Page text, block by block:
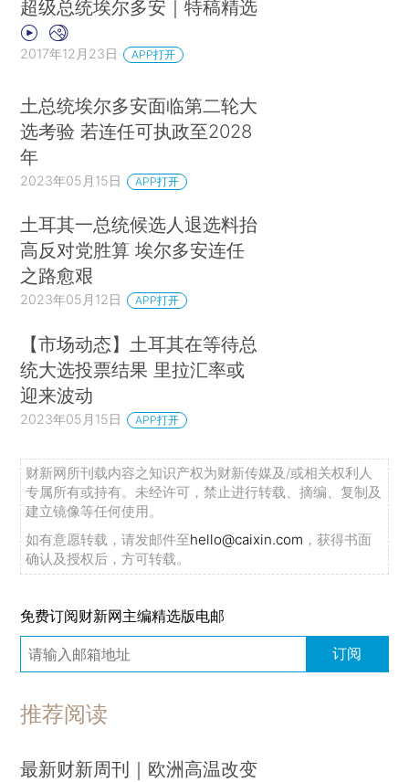
超级总统埃尔多安｜特稿精选
2017年12月23日 APP打开
土总统埃尔多安面临第二轮大
选考验 若连任可执政至2028
年
2023年05月15日 APP打开
土耳其一总统候选人退选料抬
高反对党胜算 埃尔多安连任
之路愈艰
2023年05月12日 APP打开
【市场动态】土耳其在等待总
统大选投票结果 里拉汇率或
迎来波动
2023年05月15日 APP打开
财新网所刊载内容之知识产权为财新传媒及/或相关权利人
专属所有或持有。未经许可，禁止进行转载、摘编、复制及
建立镜像等任何使用。
如有意愿转载，请发邮件至hello@caixin.com ，获得书面
确认及授权后，方可转载。
免费订阅财新网主编精选版电邮
订阅
推荐阅读
最新财新周刊｜欧洲高温改变